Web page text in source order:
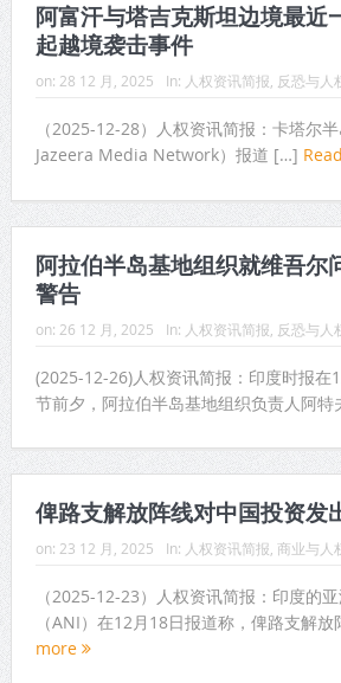
阿富汗与塔吉克斯坦边境最近
起越境袭击事件
on: 28 12 月, 2025 In: 人权资讯简报, 反恐与人
（2025-12-28）人权资讯简报：卡塔尔
Jazeera Media Network）报道 […]
阿拉伯半岛基地组织就维吾尔
警告
on: 26 12 月, 2025 In: 人权资讯简报 反恐与人
(2025-12-26)人权资讯简报：印度时报在
节前夕，阿拉伯半岛基地组织负责人阿
俾路支解放阵线对中国投资发
on: 23 12 月, 2025 In: 人权资讯简报 商业与人
（2025-12-23）人权资讯简报：印度的
（ANI）在12月18日报道称，俾路支解
more